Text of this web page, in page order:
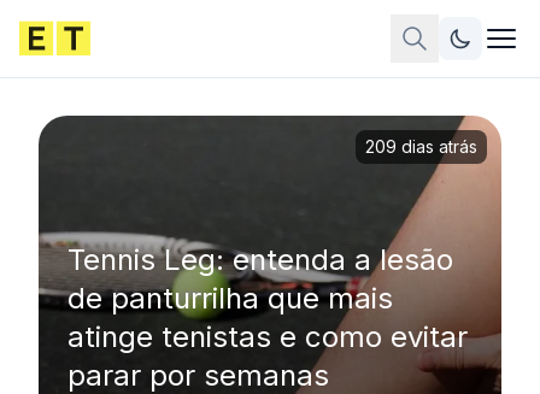
Tennis Leg: entenda a lesão
de panturrilha que mais
atinge tenistas e como evitar
parar por semanas
209 dias atrás